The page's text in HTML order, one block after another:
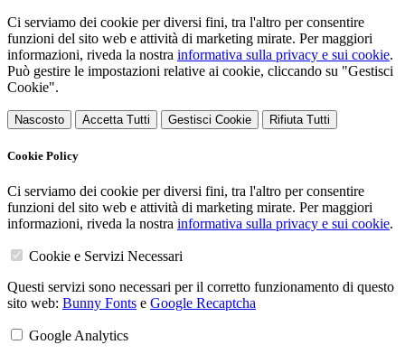
Ci serviamo dei cookie per diversi fini, tra l'altro per consentire
funzioni del sito web e attività di marketing mirate. Per maggiori
informazioni, riveda la nostra informativa sulla privacy e sui cookie.
Può gestire le impostazioni relative ai cookie, cliccando su "Gestisci
Cookie".
Nascosto Accetta Tutti Gestisci Cookie Rifiuta Tutti
Cookie Policy
Ci serviamo dei cookie per diversi fini, tra l'altro per consentire
funzioni del sito web e attività di marketing mirate. Per maggiori
informazioni, riveda la nostra informativa sulla privacy e sui cookie.
Cookie e Servizi Necessari
Questi servizi sono necessari per il corretto funzionamento di questo
sito web: Bunny Fonts e Google Recaptcha
Google Analytics